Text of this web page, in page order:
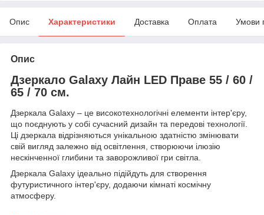
Опис Характеристики Доставка Оплата Умови
Опис
Дзеркало Galaxy Лайн LED Праве 55 / 60 /
65 / 70 см.
Дзеркала Galaxy – це високотехнологічні елементи інтер'єру,
що поєднують у собі сучасний дизайн та передові технології.
Ці дзеркала відрізняються унікальною здатністю змінювати
свій вигляд залежно від освітлення, створюючи ілюзію
нескінченної глибини та заворожливої ​​гри світла.
Дзеркала Galaxy ідеально підійдуть для створення
футуристичного інтер'єру, додаючи кімнаті космічну
атмосферу.